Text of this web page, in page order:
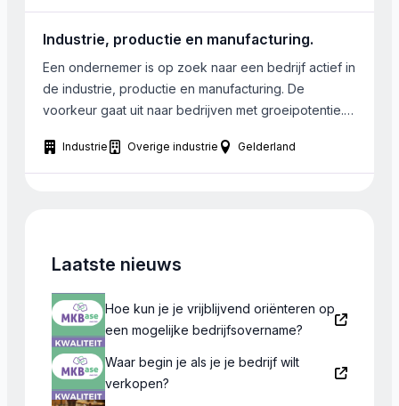
Industrie, productie en manufacturing.
Een ondernemer is op zoek naar een bedrijf actief in
de industrie, productie en manufacturing. De
voorkeur gaat uit naar bedrijven met groeipotentie.
10.000.000, maar liever meer. Bij voorkeur gehele
overname, maar anders participatie met bestaand
Industrie Overige industrie Gelderland
Laatste nieuws
Hoe kun je je vrijblijvend oriënteren op
een mogelijke bedrijfsovername?
Waar begin je als je je bedrijf wilt
verkopen?